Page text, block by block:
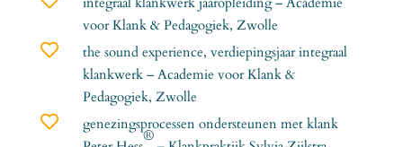
voor Klank & Pedagogiek, Zwolle

the sound experience, verdiepingsjaar integraal
klankwerk – Academie voor Klank &
Pedagogiek, Zwolle

genezingsprocessen ondersteunen met klank
®